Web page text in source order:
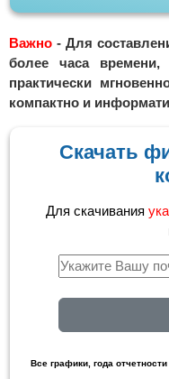
Важно - Для
более часа
практически
компактно и
Скачать
Для скачивания
Все графики, года